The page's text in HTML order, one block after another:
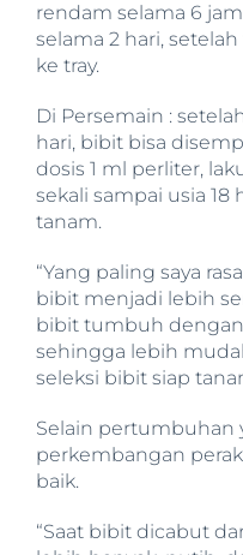
rendam selama 6
selama 2 hari,
ke tray.
Di Persemain :
hari, bibit bisa
dosis 1 ml perliter,
sekali sampai usia
tanam.
“Yang paling saya
bibit menjadi lebih
bibit tumbuh
sehingga lebih
seleksi bibit siap
Selain pertumbuhan
perkembangan
baik.
“Saat bibit dicabut